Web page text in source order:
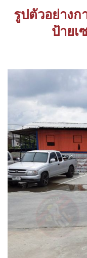
รูปตัวอย่างก
ป้ายเ